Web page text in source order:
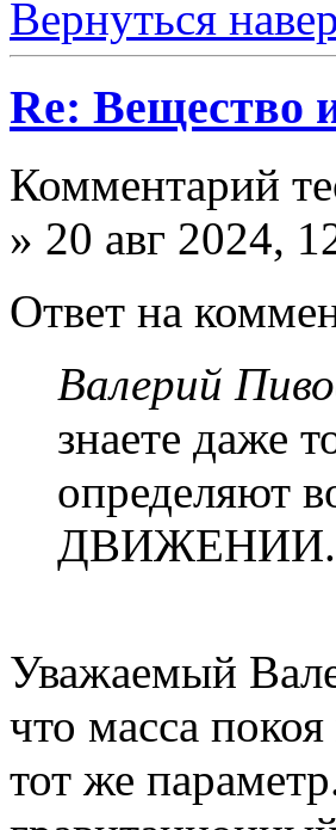
Вернуться
Re: Вещество
Комментарий
» 20 авг 2024,
Ответ на
Валерий
знаете даже
определяют
ДВИЖЕНИИ.
Уважаемый
что масса
тот же